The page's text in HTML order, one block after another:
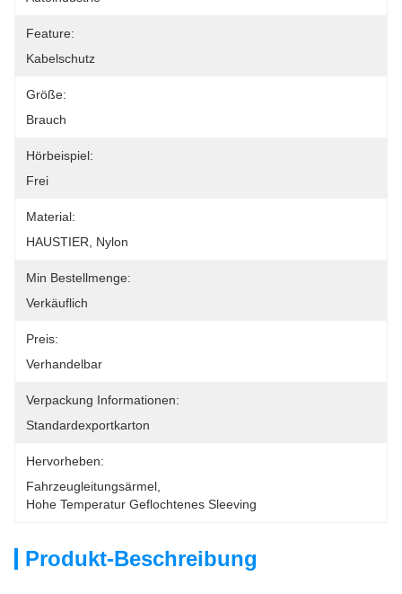
Feature:
Kabelschutz
Größe:
Brauch
Hörbeispiel:
Frei
Material:
HAUSTIER, Nylon
Min Bestellmenge:
Verkäuflich
Preis:
Verhandelbar
Verpackung Informationen:
Standardexportkarton
Hervorheben:
Fahrzeugleitungsärmel
Hohe Temperatur Geflochtenes Sleeving
Produkt-Beschreibung